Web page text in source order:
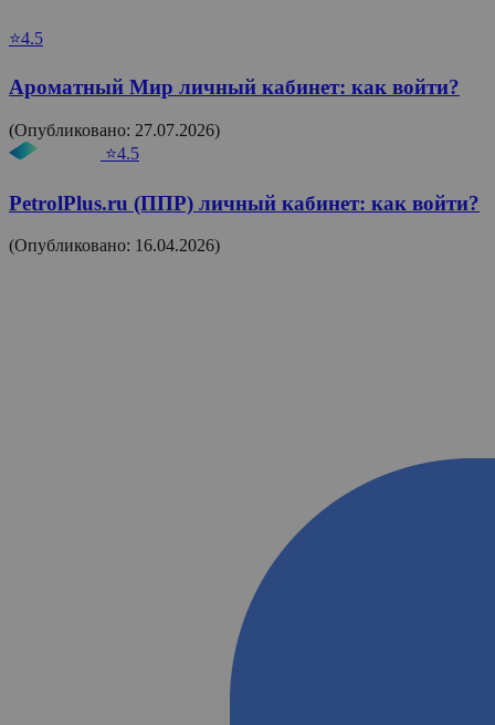
⭐4.5
Ароматный Мир личный кабинет: как войти?
(Опубликовано: 27.07.2026)
⭐4.5
PetrolPlus.ru (ППР) личный кабинет: как войти?
(Опубликовано: 16.04.2026)